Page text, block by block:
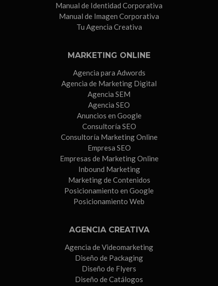
Manual de Identidad Corporativa
Manual de Imagen Corporativa
Tu Agencia Creativa
MARKETING ONLINE
Agencia para Adwords
Agencia de Marketing Digital
Agencia SEM
Agencia SEO
Anuncios en Google
Consultoría SEO
Consultoría Marketing Online
Empresa SEO
Empresas de Marketing Online
Inbound Marketing
Marketing de Contenidos
Posicionamiento en Google
Posicionamiento Web
AGENCIA CREATIVA
Agencia de Videomarketing
Diseño de Packaging
Diseño de Flyers
Diseño de Catálogos